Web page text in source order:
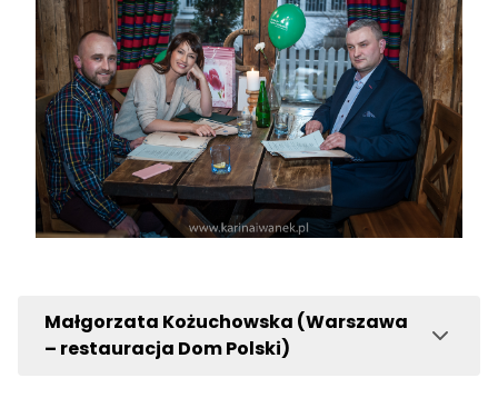
Małgorzata Kożuchowska (Warszawa
– restauracja Dom Polski)